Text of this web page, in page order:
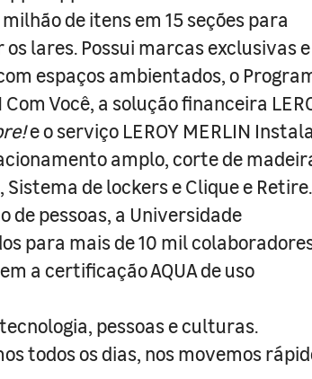
de itens em 15 seções para
lares. Possui marcas exclusivas e
espaços ambientados, o
Você, a solução financeira
e o serviço LEROY MERLIN
amplo, corte de
de lockers e Clique e Retire.
de pessoas, a Universidade
para mais de 10 mil
a certificação AQUA de uso
pessoas e culturas.
todos os dias, nos movemos